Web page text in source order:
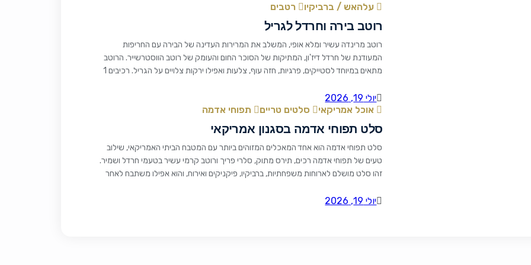
עלהאש / ברביקיו
רטבים
רוטב בירה וחרדל לגריל
רוטב מרינדה עשיר ומלא אופי, המשלב את המרירות העדינה של הבירה עם החריפות
המעודנת של חרדל דיז'ון, המתיקות של הסוכר החום והעומק של רוטב הווסטרשייר. הרוטב
מתאים במיוחד לסטייקים, פרגיות, חזה עוף, צלעות ואפילו ירקות צלויים על הגריל. רכיבים 1
יולי 19, 2026
אוכל אמריקאי
סלטים טריים תפוחי אדמה
סלט תפוחי אדמה בסגנון אמריקאי
סלט תפוחי אדמה הוא אחד המאכלים המזוהים ביותר עם המטבח הביתי האמריקאי, שילוב
טעים של תפוחי אדמה רכים, תירס מתוק, סלרי פריך ורוטב קרמי עשיר בטעמי חרדל ושמיר.
זהו סלט מושלם לארוחות משפחתיות, ברביקיו, פיקניקים ואירוח, והוא אפילו משתבח לאחר
[…]יולי 19, 2026